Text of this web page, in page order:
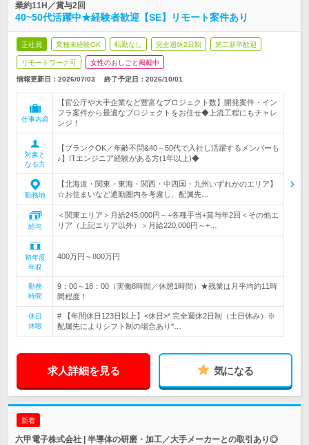
業約11H／賞与2回
40~50代活躍中★経験者歓迎【SE】リモート案件あり
正社員 業種未経験OK 転勤なし 完全週休2日制 第二新卒歓迎
リモートワーク可 女性のおしごと掲載中
情報更新日：2026/07/03 終了予定日： 2026/10/01
仕事内容
【官公庁や大手企業など豊富なプロジェクト数】開発案件・イン
フラ案件から最適なプロジェクトをお任せ◆上流工程にもチャレ
ンジ！
対象と
なる方
【ブランクOK／年齢不問&40～50代で入社し活躍するメンバーも
♪】ITエンジニア経験がある方(1年以上)◆
勤務地
【北海道・関東・東海・関西・中四国・九州いずれかのエリア】
☆お住まいなど通勤圏内を考慮し、配属先…
給与
＜関東エリア＞月給245,000円～+各種手当+賞与年2回＜その他エ
リア（上記エリア以外）＞月給220,000円～+…
初年度
年収
400万円～800万円
勤務
時間
9：00～18：00（実働8時間／休憩1時間）★残業は月平均約11時
間程度！
休日
休暇
# 【年間休日123日以上】<休日>* 完全週休2日制（土日休み）※
配属先によりシフト制の場合あり*…
求人詳細を見る 気になる
新着
六甲電子株式会社 | 半導体の研磨・加工／大手メーカーとの取引あり◎